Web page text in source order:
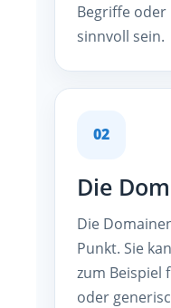
Begriffe oder
sinnvoll sein.
02
Die
Die
Punkt. Sie
zum Beispiel
oder